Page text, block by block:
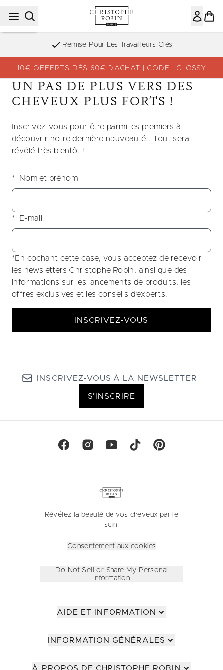
Passer au contenu principal
Remise Pour Les Travailleurs Clés
10€ OFFERTS DÈS 60€ D’ACHAT | CODE : GLOSSY
UN PAS DE PLUS VERS DES
CHEVEUX PLUS FORTS !
Inscrivez-vous pour être parmi les premiers à
découvrir notre dernière nouveauté… Tout sera
révélé très bientôt !
Nom et prénom
E-mail
*En cochant cette case, vous acceptez de recevoir
les newsletters Christophe Robin, ainsi que des
informations sur les lancements de produits, les
offres exclusives et les conseils d’experts.
INSCRIVEZ-VOUS
INSCRIVEZ-VOUS À LA NEWSLETTER
S'INSCRIRE
Révélez la beauté de vos cheveux par le
soin.
Consentement aux cookies
Do Not Sell or Share My Personal
Information
AIDE ET INFORMATION
INFORMATION GÉNÉRALES
À PROPOS DE CHRISTOPHE ROBIN